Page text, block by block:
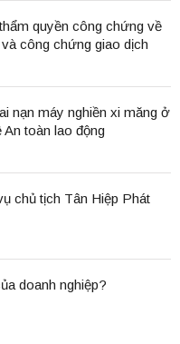
quyền công chứng về
công chứng giao dịch
nạn máy nghiền xi măng ở
An toàn lao động
chủ tịch Tân Hiệp Phát
doanh nghiệp?